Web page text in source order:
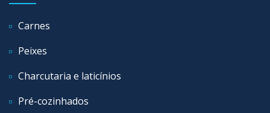
Carnes
Peixes
Charcutaria e laticínios
Pré-cozinhados